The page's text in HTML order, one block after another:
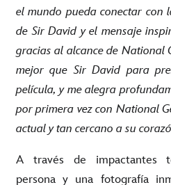
el mundo pueda conectar con
de Sir David y el mensaje
gracias al alcance de National
mejor que Sir David para
película, y me alegra
por primera vez con National
actual y tan cercano a su
A través de impactantes
persona y una fotografía